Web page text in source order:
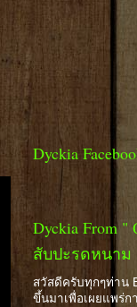
Dyckia
Dyckia From
สับปะรดหนาม
สวัสดีครับทุกๆท่าน
ขึ้นมาเพื่อเผยแพร่ก